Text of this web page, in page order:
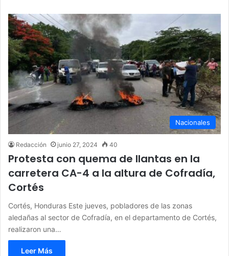
Nacionales
Redacción junio 27, 2024 40
Protesta con quema de llantas en la
carretera CA-4 a la altura de Cofradía,
Cortés
Cortés, Honduras Este jueves, pobladores de las zonas
aledañas al sector de Cofradía, en el departamento de Cortés,
realizaron una…
Leer Más